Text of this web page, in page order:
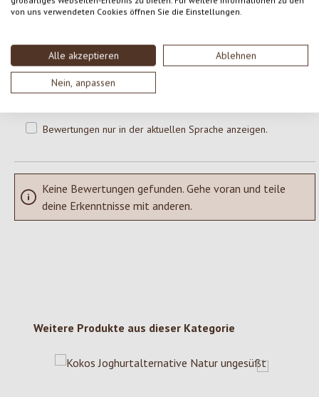
von uns verwendeten Cookies öffnen Sie die Einstellungen.
Alle akzeptieren Ablehnen
Nein, anpassen
Teile deine Erfahrungen mit dem Produkt mit anderen Kunden.
SCHREIBE EINE BEWERTUNG
Bewertungen nur in der aktuellen Sprache anzeigen.
Keine Bewertungen gefunden. Gehe voran und teile
deine Erkenntnisse mit anderen.
Produktgalerie überspringen
Weitere Produkte aus dieser Kategorie